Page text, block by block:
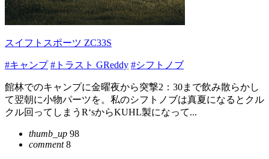
スイフトスポーツ ZC33S
#キャンプ #トラスト GReddy #シフトノブ
館林でのキャンプに金曜夜から突撃2：30まで飲み散らかし
て翌朝に小物パーツを。私のシフトノブは真夏になるとクル
クル回ってしまうR‘sからKUHL製になって...
thumb_up 98
comment8